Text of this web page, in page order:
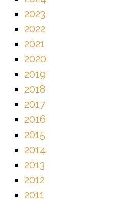
2023
2022
2021
2020
2019
2018
2017
2016
2015
2014
2013
2012
2011